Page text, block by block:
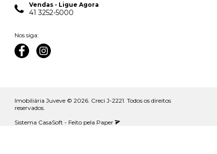
Vendas - Ligue Agora
41 3252-5000
Nos siga:
Imobiliária Juveve © 2026. Creci J-2221. Todos os direitos
reservados.
Sistema CasaSoft - Feito pela Paper